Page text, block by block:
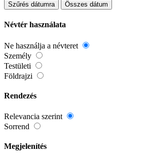
Szűrés dátumra Összes dátum
Névtér használata
Ne használja a névteret
Személy
Testületi
Földrajzi
Rendezés
Relevancia szerint
Sorrend
Megjelenítés